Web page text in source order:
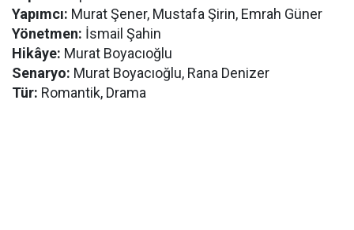
Yapımcı: Murat Şener, Mustafa Şirin, Emrah Güner
Yönetmen: İsmail Şahin
Hikâye: Murat Boyacıoğlu
Senaryo: Murat Boyacıoğlu, Rana Denizer
Tür: Romantik, Drama